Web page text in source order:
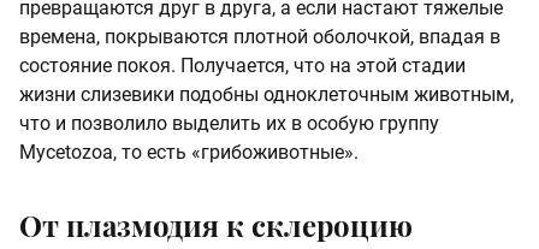
превращаются друг в друга, а если настают тяжелые
времена, покрываются плотной оболочкой, впадая в
состояние покоя. Получается, что на этой стадии
жизни слизевики подобны одноклеточным животным,
что и позволило выделить их в особую группу
Mycetozoa, то есть «грибоживотные».
От плазмодия к склероцию